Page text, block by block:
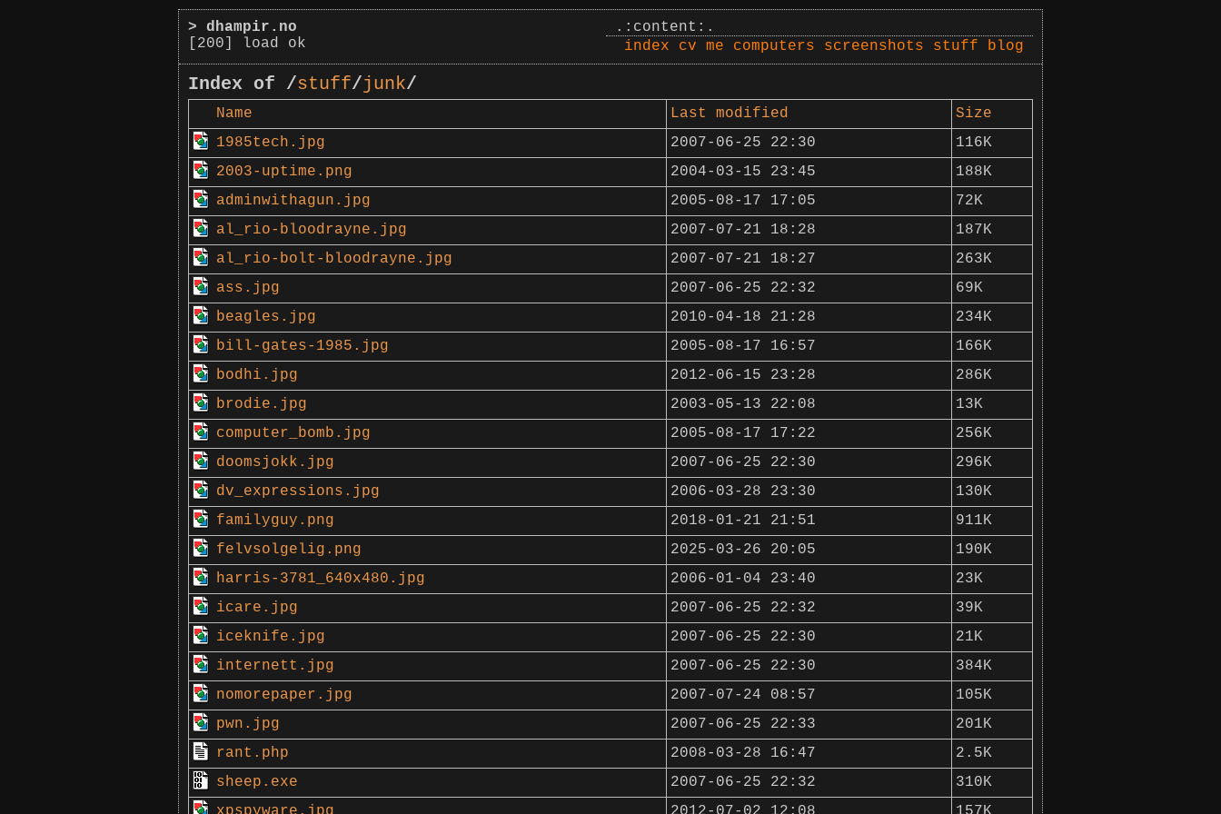
> dhampir.no
[200] load ok
.:content:.
index
cv me computers screenshots stuff blog
Index of /stuff/junk/
Name Last modified
Size
1985tech.jpg
2007-06-25 22:30
116K
2003-uptime.png
2004-03-15 23:45
188K
adminwithagun.jpg
2005-08-17 17:05
72K
al_rio-bloodrayne.jpg
2007-07-21 18:28
187K
al_rio-bolt-bloodrayne.jpg
2007-07-21 18:27
263K
ass.jpg
2007-06-25 22:32
69K
beagles.jpg
2010-04-18 21:28
234K
bill-gates-1985.jpg
2005-08-17 16:57
166K
bodhi.jpg
2012-06-15 23:28
286K
brodie.jpg
2003-05-13 22:08
13K
computer_bomb.jpg
2005-08-17 17:22
256K
doomsjokk.jpg
2007-06-25 22:30
296K
dv_expressions.jpg
2006-03-28 23:30
130K
familyguy.png
2018-01-21 21:51
911K
felvsolgelig.png
2025-03-26 20:05
190K
harris-3781_640x480.jpg
2006-01-04 23:40
23K
icare.jpg
2007-06-25 22:32
39K
iceknife.jpg
2007-06-25 22:30
21K
internett.jpg
2007-06-25 22:30
384K
nomorepaper.jpg
2007-07-24 08:57
105K
pwn.jpg
2007-06-25 22:33
201K
rant.php
2008-03-28 16:47
2.5K
sheep.exe
2007-06-25 22:32
310K